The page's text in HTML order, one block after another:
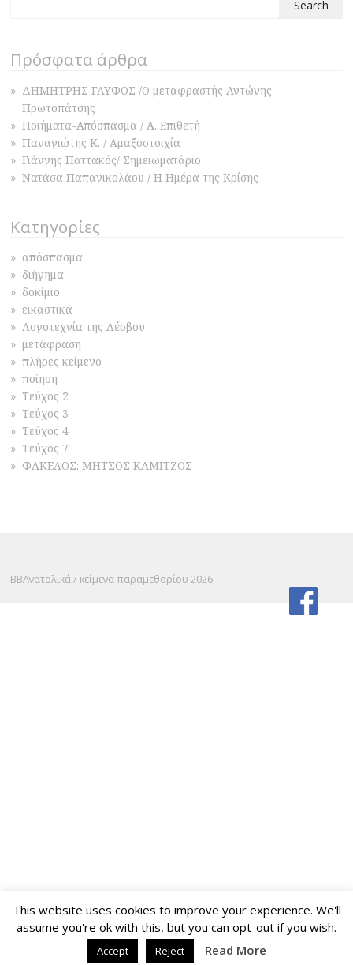
Πρόσφατα άρθρα
ΔΗΜΗΤΡΗΣ ΓΛΥΦΟΣ /Ο μεταφραστής Αντώνης
Πρωτοπάτσης
Ποιήματα-Απόσπασμα / Α. Επιθετή
Παναγιώτης Κ. / Αμαξοστοιχία
Γιάννης Παττακός/ Σημειωματάριο
Νατάσα Παπανικολάου / Η Ημέρα της Κρίσης
Κατηγορίες
απόσπασμα
διήγημα
δοκίμιο
εικαστικά
Λογοτεχνία της Λέσβου
μετάφραση
πλήρες κείμενο
ποίηση
Τεύχος 2
Τεύχος 3
Τεύχος 4
Τεύχος 7
ΦΑΚΕΛΟΣ: ΜΗΤΣΟΣ ΚΑΜΙΤΖΟΣ
ΒΒΑνατολικά / κείμενα παραμεθορίου 2026
This website uses cookies to improve your experience. We'll
assume you're ok with this, but you can opt-out if you wish.
Accept Reject Read More